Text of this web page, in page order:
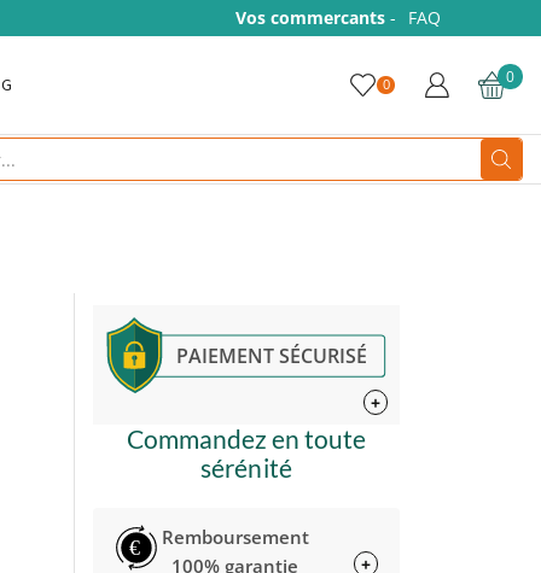
Vos commercants- FAQ
0 0
PAIEMENT SÉCURISÉ
+
Commandez en toute
sérénité
€
Remboursement
100% garantie
+